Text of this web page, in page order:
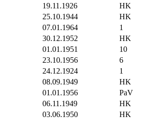
19.11.1926
HK
25.10.1944
HK
07.01.1964
1
30.12.1952
HK
01.01.1951
10
23.10.1956
6
24.12.1924
1
08.09.1949
HK
01.01.1956
PaV
06.11.1949
HK
03.06.1950
HK